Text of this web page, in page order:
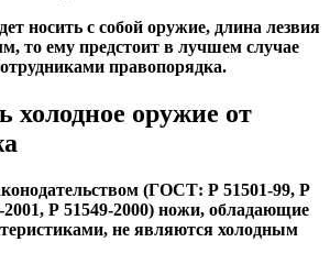
носить с собой оружие, длина лезвия
то ему предстоит в лучшем случае
правопорядка.
холодное оружие от
(ГОСТ: Р 51501-99, Р
2001, Р 51549-2000) ножи, обладающие
не являются холодным